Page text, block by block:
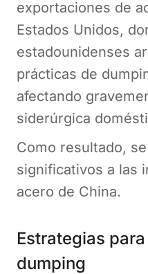
exportaciones de
Estados Unidos,
estadounidenses
prácticas de
afectando
siderúrgica
Como resultado,
significativos a las
acero de China.
Estrategias
dumping